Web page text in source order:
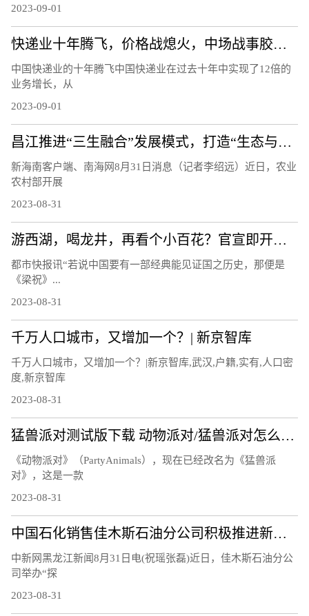
2023-09-01
快递业十年腾飞，价格战熄火，中场战事胶着，硬件先手棋关键|产业链情报站
中国快递业的十年腾飞中国快递业在过去十年中实现了12倍的
业务增长，从
2023-09-01
昌江推进“三生融合”发展模式，打造“生态与产业带动并存型国家乡村振兴示范县”
新海南客户端、南海网8月31日消息（记者李绍远）近日，农业
农村部开展
2023-08-31
游西湖，喝龙井，再看个小百花？官宣即开票，蝴蝶剧场推出“亚运限定”版《梁祝》
都市快报讯“若说中国要有一部经典能见证国之历史，那便是
《梁祝》...
2023-08-31
千万人口城市，又增加一个？| 新京智库
千万人口城市，又增加一个？|新京智库,武汉,户籍,实有,人口密
度,新京智库
2023-08-31
猛兽派对测试版下载 动物派对/猛兽派对怎么参与测试
《动物派对》（PartyAnimals），现在已经改名为《猛兽派
对》，这是一款
2023-08-31
中国石化销售佳木斯石油分公司积极推进新能源产业发展
中新网黑龙江新闻8月31日电(祝瑶张磊)近日，佳木斯石油分公
司举办“探
2023-08-31